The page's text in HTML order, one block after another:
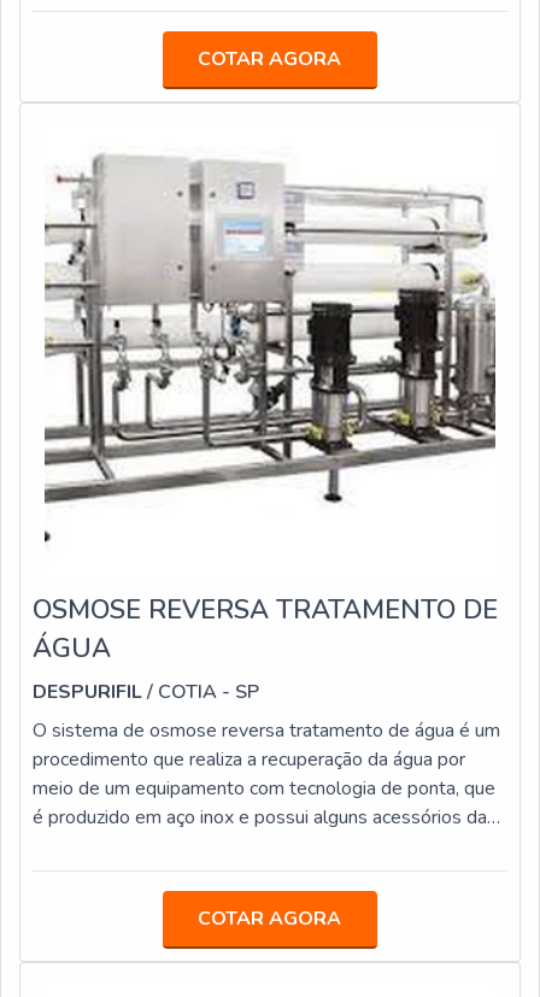
redução dos custos de uma empresa, ainda controla os
tem instalação extremamente fácil e faz a renovação da
água que está sendo tratada de maneira fácil. É
COTAR AGORA
OSMOSE REVERSA TRATAMENTO DE
ÁGUA
DESPURIFIL/ COTIA - SP
O sistema de osmose reversa tratamento de água é um
procedimento que realiza a recuperação da água por
meio de um equipamento com tecnologia de ponta, que
é produzido em aço inox e possui alguns acessórios da
última geração.Vantagens e benefícios de contar com
fazer o processo limpeza de água em grandes indústrias,
de uma forma totalmente automatizada. O procedimento
COTAR AGORA